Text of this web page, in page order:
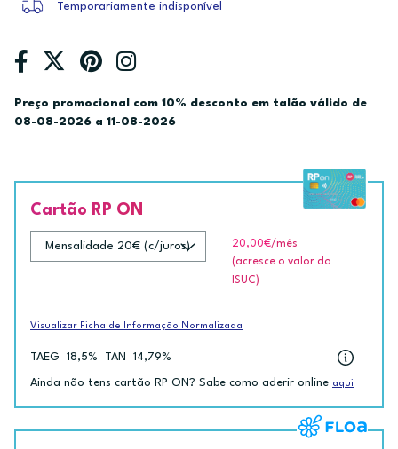
Temporariamente indisponível
Preço promocional com 10% desconto em talão válido de
08-08-2026 a 11-08-2026
Cartão RP ON
20,00€/mês
(acresce o valor do
ISUC)
Visualizar Ficha de Informação Normalizada
TAEG 18,5% TAN 14,79%
Ainda não tens cartão RP ON? Sabe como aderir online aqui